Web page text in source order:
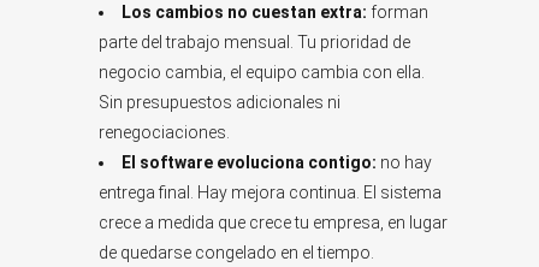
Los cambios no cuestan extra: forman
parte del trabajo mensual. Tu prioridad de
negocio cambia, el equipo cambia con ella.
Sin presupuestos adicionales ni
renegociaciones.
El software evoluciona contigo: no hay
entrega final. Hay mejora continua. El sistema
crece a medida que crece tu empresa, en lugar
de quedarse congelado en el tiempo.